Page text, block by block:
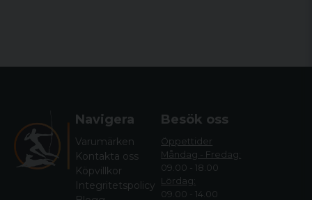
Navigera
Varumärken
Kontakta oss
Köpvillkor
Integritetspolicy
Besök oss
Öppettider
Måndag - Fredag:
09.00 - 18.00
Lördag:
09.00 - 14.00